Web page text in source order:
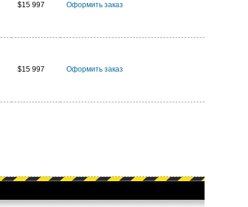
$15 997 Оформить заказ
$15 997 Оформить заказ